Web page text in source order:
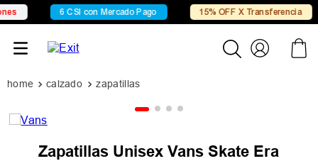
6 CSI con Mercado Pago 15% OFF X Transferencia
calzado zapatillas
Zapatillas Unisex Vans Skate Era